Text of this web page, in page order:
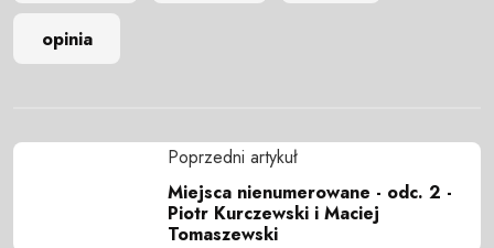
opinia
Poprzedni artykuł
Miejsca nienumerowane - odc. 2 -
Piotr Kurczewski i Maciej
Tomaszewski